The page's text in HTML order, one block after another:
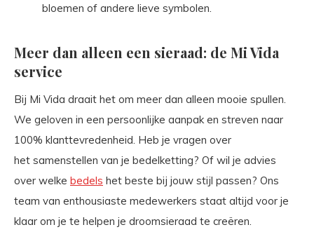
bloemen of andere lieve symbolen.
Meer dan alleen een sieraad: de Mi Vida
service
Bij Mi Vida draait het om meer dan alleen mooie spullen.
We geloven in een persoonlijke aanpak en streven naar
100% klanttevredenheid. Heb je vragen over
het samenstellen van je bedelketting? Of wil je advies
over welke bedels het beste bij jouw stijl passen? Ons
team van enthousiaste medewerkers staat altijd voor je
klaar om je te helpen je droomsieraad te creëren.